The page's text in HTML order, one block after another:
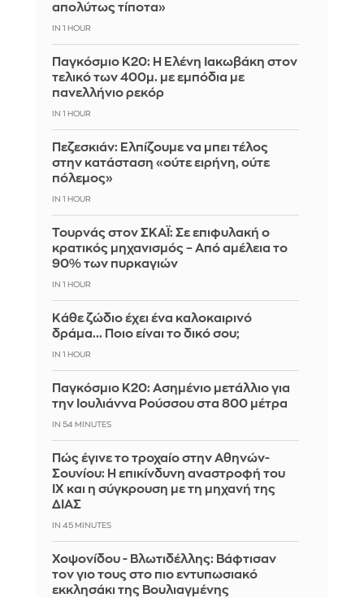
απολύτως τίποτα»
IN 1 HOUR
Παγκόσμιο Κ20: Η Ελένη Ιακωβάκη στον
τελικό των 400μ. με εμπόδια με
πανελλήνιο ρεκόρ
IN 1 HOUR
Πεζεσκιάν: Ελπίζουμε να μπει τέλος
στην κατάσταση «ούτε ειρήνη, ούτε
πόλεμος»
IN 1 HOUR
Τουρνάς στον ΣΚΑΪ: Σε επιφυλακή ο
κρατικός μηχανισμός – Από αμέλεια το
90% των πυρκαγιών
IN 1 HOUR
Κάθε ζώδιο έχει ένα καλοκαιρινό
δράμα... Ποιο είναι το δικό σου;
IN 1 HOUR
Παγκόσμιο Κ20: Ασημένιο μετάλλιο για
την Ιουλιάννα Ρούσσου στα 800 μέτρα
IN 54 MINUTES
Πώς έγινε το τροχαίο στην Αθηνών-
Σουνίου: Η επικίνδυνη αναστροφή του
ΙΧ και η σύγκρουση με τη μηχανή της
ΔΙΑΣ
IN 45 MINUTES
Χοψονίδου - Βλωτιδέλλης: Βάφτισαν
τον γιο τους στο πιο εντυπωσιακό
εκκλησάκι της Βουλιαγμένης